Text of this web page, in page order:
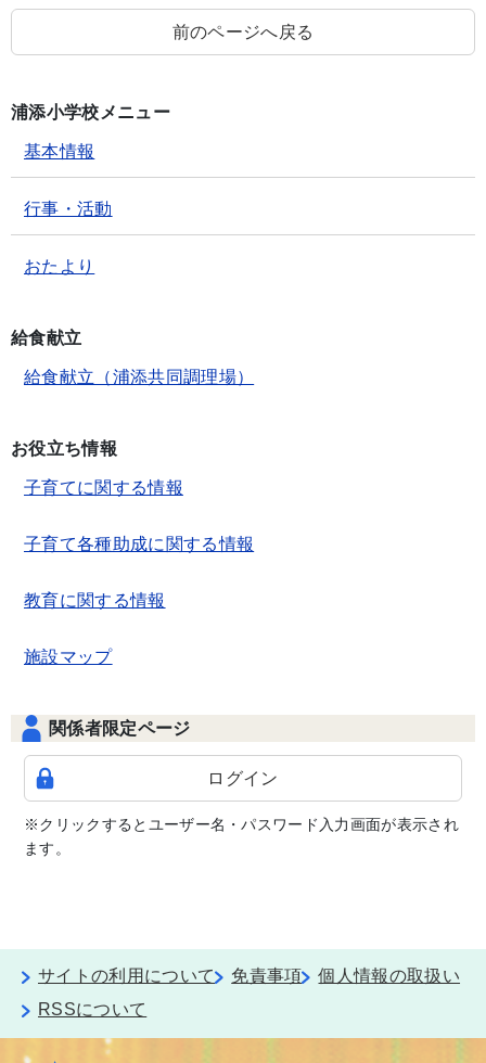
前のページへ戻る
浦添小学校メニュー
基本情報
行事・活動
おたより
給食献立
給食献立（浦添共同調理場）
お役立ち情報
子育てに関する情報
子育て各種助成に関する情報
教育に関する情報
施設マップ
関係者限定ページ
ログイン
※クリックするとユーザー名・パスワード入力画面が表示され
ます。
サイトの利用について 免責事項
個人情報の取扱い
RSSについて